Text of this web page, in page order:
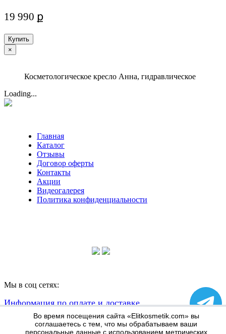
19 990 ք
Купить
×
Косметологическое кресло Анна, гидравлическое
Loading...
Главная
Каталог
Отзывы
Договор оферты
Контакты
Акции
Видеогалерея
Политика конфиденциальности
Мы в соц сетях:
Информация по оплате и доставке
Во время посещения сайта «Elitkosmetik.com» вы
соглашаетесь с тем, что мы обрабатываем ваши
персональные данные с использованием метрических